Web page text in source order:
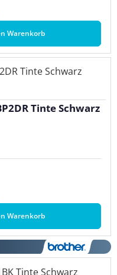
Warenkorb
Tinte Schwarz
Warenkorb